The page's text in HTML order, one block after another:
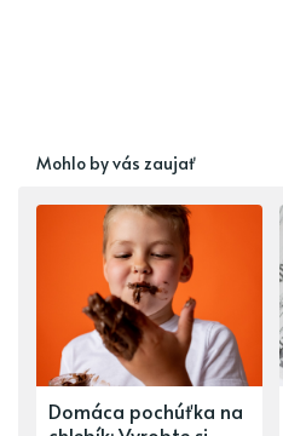
Mohlo by vás zaujať
Domáca pochúťka na